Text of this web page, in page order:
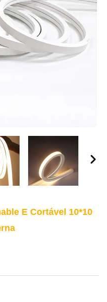
E Cortável 10*10